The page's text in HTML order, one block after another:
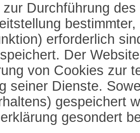
Durchführung
erforderlich
Der
von Cookies zur
seiner Dienste.
gespeichert
gesondert